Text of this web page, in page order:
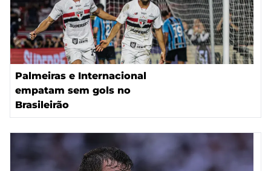
Palmeiras e Internacional
empatam sem gols no
Brasileirão